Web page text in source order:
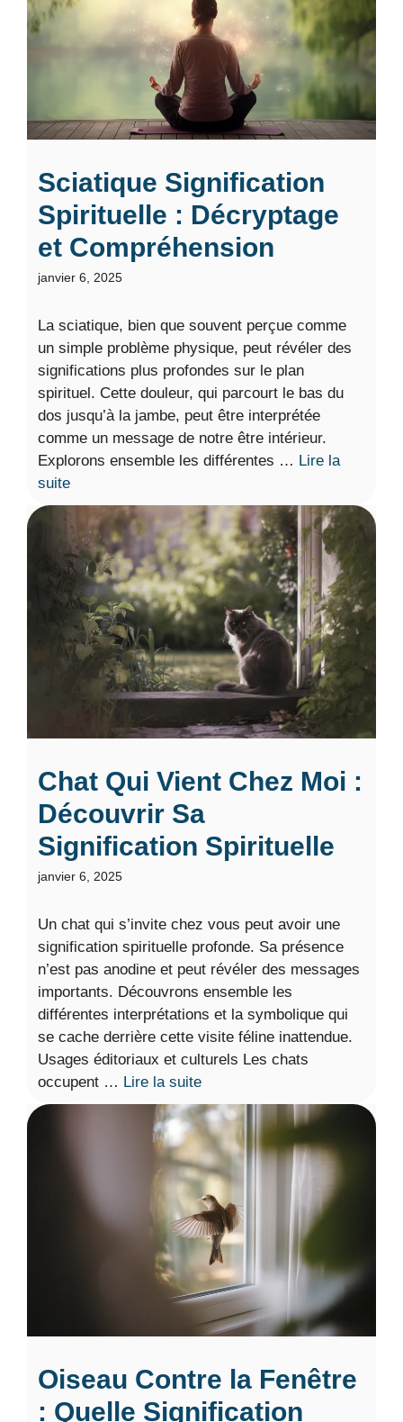
Sciatique Signification
Spirituelle : Décryptage
et Compréhension
janvier 6, 2025
La sciatique, bien que souvent perçue comme
un simple problème physique, peut révéler des
significations plus profondes sur le plan
spirituel. Cette douleur, qui parcourt le bas du
dos jusqu’à la jambe, peut être interprétée
comme un message de notre être intérieur.
Explorons ensemble les différentes … Lire la
suite
Chat Qui Vient Chez Moi :
Découvrir Sa
Signification Spirituelle
janvier 6, 2025
Un chat qui s’invite chez vous peut avoir une
signification spirituelle profonde. Sa présence
n’est pas anodine et peut révéler des messages
importants. Découvrons ensemble les
différentes interprétations et la symbolique qui
se cache derrière cette visite féline inattendue.
Usages éditoriaux et culturels Les chats
occupent … Lire la suite
Oiseau Contre la Fenêtre
: Quelle Signification